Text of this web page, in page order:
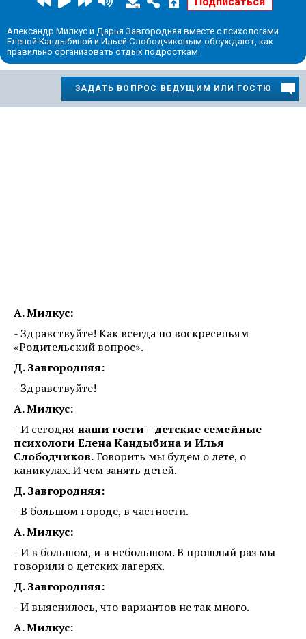
Александр Милкус и Дарья Завгородняя вместе с психологами
Еленой Кандыбиной и Ильей Слободчиковым обсуждают, как
правильно организовать отдых подросткам
ЗАДАТЬ ВОПРОС ВЕДУЩИМ ИЛИ ГОСТЮ
А. Милкус:
- Здравствуйте! Как всегда по воскресеньям
«Родительский вопрос».
Д. Завгородняя:
- Здравствуйте!
А. Милкус:
- И сегодня наши гости – детские семейные
психологи Елена Кандыбина и Илья
Слободчиков.Говорить мы будем о лете, о
каникулах. И чем занять детей.
Д. Завгородняя:
- В большом городе, в частности.
А. Милкус:
- И в большом, и в небольшом. В прошлый раз мы
говорили о детских лагерях.
Д. Завгородняя:
- И выяснилось, что вариантов не так много.
А. Милкус: